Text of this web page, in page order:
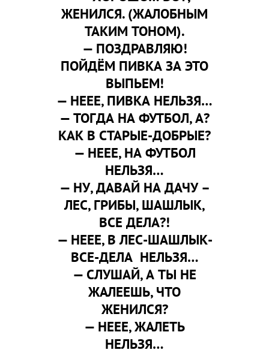
ЖЕНИЛСЯ. (ЖАЛОБНЫМ
ТАКИМ ТОНОМ).
— ПОЗДРАВЛЯЮ!
ПОЙДЁМ ПИВКА ЗА ЭТО
ВЫПЬЕМ!
— НЕЕЕ, ПИВКА НЕЛЬЗЯ…
— ТОГДА НА ФУТБОЛ, А?
КАК В СТАРЫЕ-ДОБРЫЕ?
— НЕЕЕ, НА ФУТБОЛ
НЕЛЬЗЯ…
— НУ, ДАВАЙ НА ДАЧУ –
ЛЕС, ГРИБЫ, ШАШЛЫК,
ВСЕ ДЕЛА?!
— НЕЕЕ, В ЛЕС-ШАШЛЫК-
ВСЕ-ДЕЛА НЕЛЬЗЯ…
— СЛУШАЙ, А ТЫ НЕ
ЖАЛЕЕШЬ, ЧТО
ЖЕНИЛСЯ?
— НЕЕЕ, ЖАЛЕТЬ
НЕЛЬЗЯ…